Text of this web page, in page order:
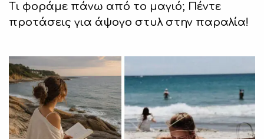
Τι φοράμε πάνω από το μαγιό; Πέντε
προτάσεις για άψογο στυλ στην παραλία!